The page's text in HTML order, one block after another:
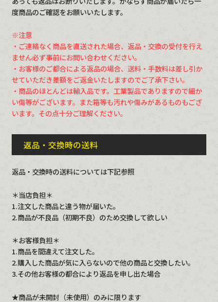
度商品のご確認をお願いいたします。
※注意
・ご連絡なく商品を直送された場合、返品・交換の受付を行え
ません必ず事前にお問い合わせください。
・お客様のご都合による返品の場合、送料・手数料は差し引か
せていただき差額をご返金いたしますのでご了承下さい。
・商品のほとんどは輸入品です。工業製品でありますので細か
い傷等がございます。また箱等も汚れや傷みがあるものもござ
います。その点十分ご理解ください。
返品・交換時の送料
返品・交換時の送料については下記参照
＊当店負担＊
1.注文した商品と違う物が届いた。
2.商品が不良品（初期不良）のため交換して欲しい
＊お客様負担＊
1.商品を間違えて注文した。
2.購入した商品が気に入らないので他の商品と交換したい。
3.その他お客様の都合により返品を申し出た場合
★商品が未開封（未使用）のみに限ります